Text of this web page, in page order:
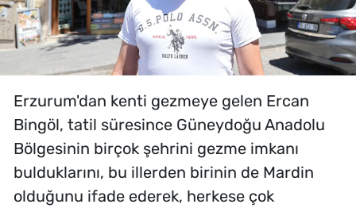
Erzurum'dan kenti gezmeye gelen Ercan
Bingöl, tatil süresince Güneydoğu Anadolu
Bölgesinin birçok şehrini gezme imkanı
bulduklarını, bu illerden birinin de Mardin
olduğunu ifade ederek, herkese çok